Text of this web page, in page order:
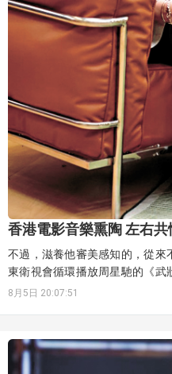
香港電影音樂熏陶 左右共
不過，滋養他審美感知的，從來
東衛視會循環播放周星馳的《武
戲謔又柔軟的情節與配樂，不知
8月5日 20:07:51